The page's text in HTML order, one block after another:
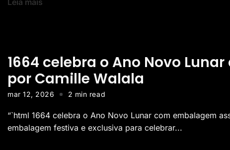
Leia mais
1664 celebra o Ano Novo
por Camille Walala
mar 12, 2026 2 min read
“`html 1664 celebra o Ano Novo Lunar com embalagem
embalagem festiva e exclusiva para celebrar...